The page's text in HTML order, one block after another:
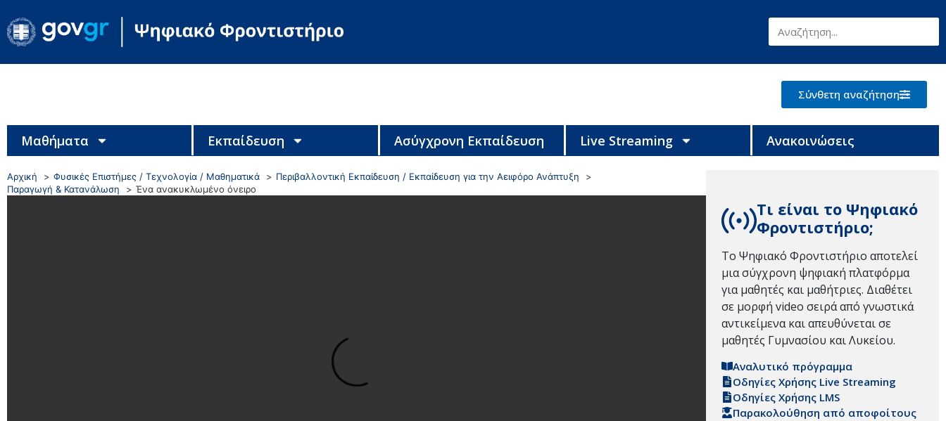
Σύνθετη αναζήτηση
Μαθήματα Εκπαίδευση Ασύγχρονη Εκπαίδευση Live Streaming Ανακοινώσεις
Αρχική Φυσικές Επιστήμες / Τεχνολογία / Μαθηματικά
Περιβαλλοντική Εκπαίδευση / Εκπαίδευση για την Αειφόρο Ανάπτυξη
Παραγωγή & Κατανάλωση
Ένα ανακυκλωμένο όνειρο
Τι είναι το Ψηφιακό
Φροντιστήριο;
Το Ψηφιακό Φροντιστήριο αποτελεί
μια σύγχρονη ψηφιακή πλατφόρμα
για μαθητές και μαθήτριες. Διαθέτει
σε μορφή video σειρά από γνωστικά
αντικείμενα και απευθύνεται σε
μαθητές Γυμνασίου και Λυκείου.
Αναλυτικό πρόγραμμα
Οδηγίες Χρήσης Live Streaming
Οδηγίες Χρήσης LMS
Παρακολούθηση από αποφοίτους